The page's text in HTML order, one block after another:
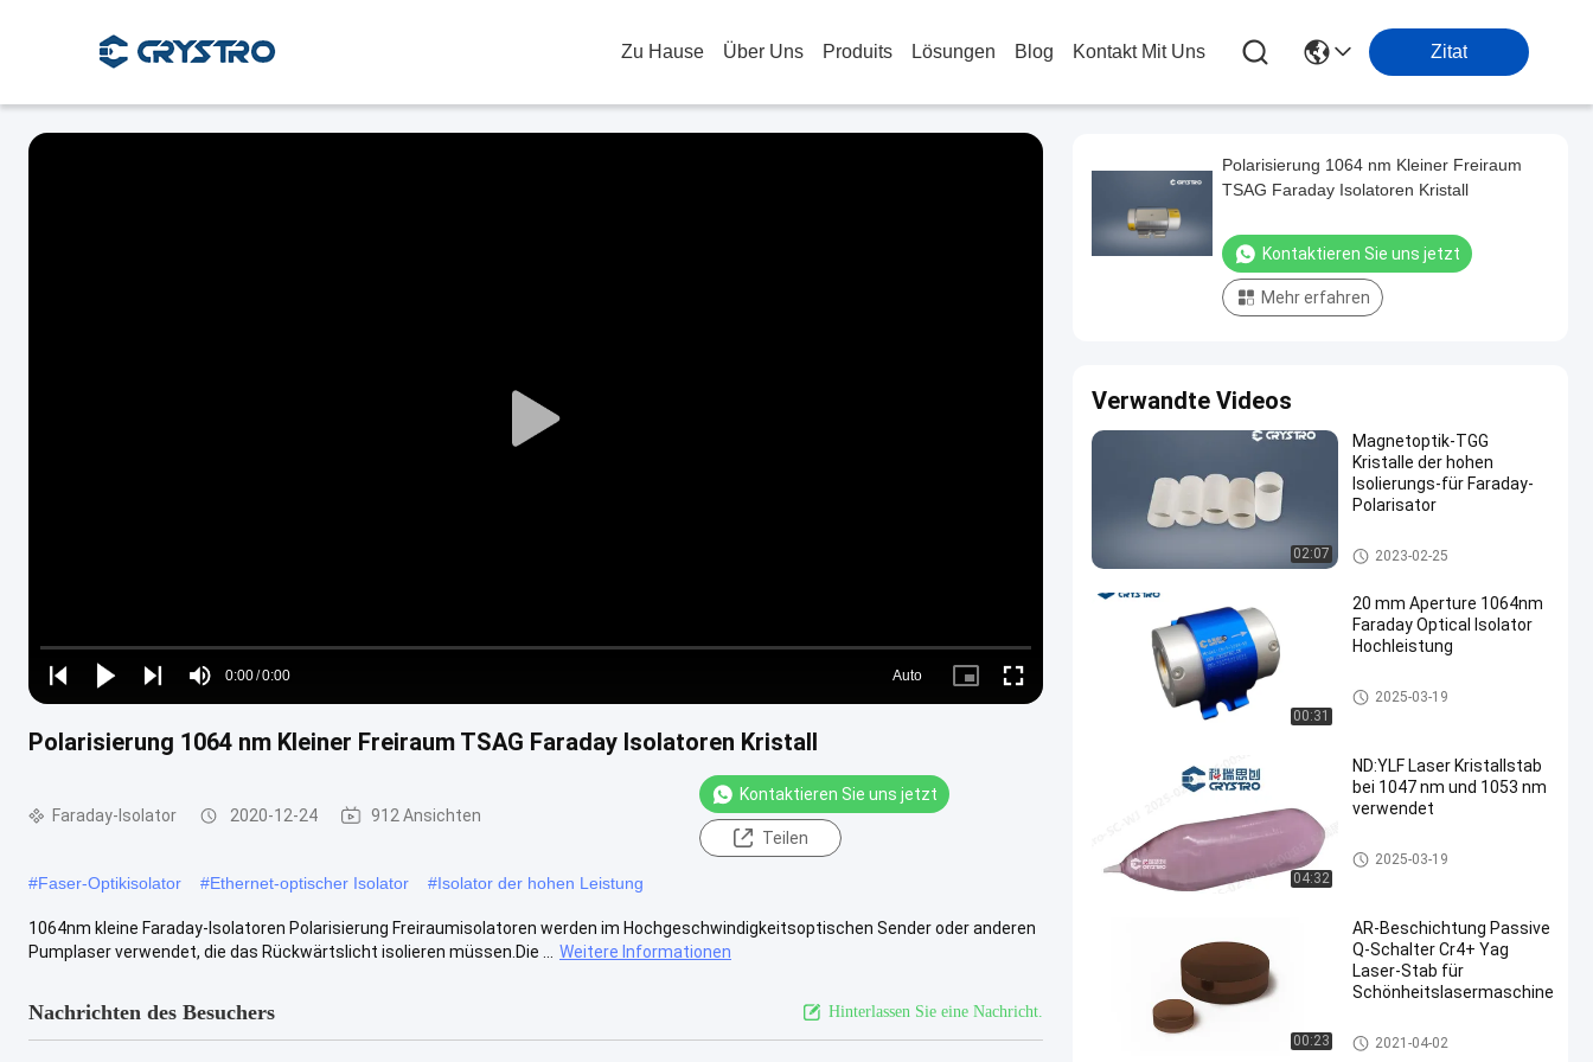
Zu Hause Über Uns Produits Lösungen Blog Kontakt Mit Uns Zitat
Play
Play
Play
Play
Mute
Time
0:00/0:00
Loaded:
0%
Auto
Picture- Fullscreen
Polarisierung 1064 nm Kleiner Freiraum TSAG Faraday Isolatoren Kristall
Faraday-Isolator 2020-12-24 912 Ansichten
Kontaktieren Sie uns jetzt
Teilen
#Faser-Optikisolator #Ethernet-optischer Isolator #Isolator der hohen Leistung
1064nm kleine Faraday-Isolatoren Polarisierung Freiraumisolatoren werden im Hochgeschwindigkeitsoptischen Sender oder anderen
Pumplaser verwendet, die das Rückwärtslicht isolieren müssen.Die ...
Weitere Informationen
Nachrichten des Besuchers Hinterlassen Sie eine Nachricht.
Polarisierung 1064 nm Kleiner Freiraum
TSAG Faraday Isolatoren Kristall
Kontaktieren Sie uns jetzt
Mehr erfahren
Verwandte Videos
02:07
Magnetoptik-TGG
Kristalle der hohen
Isolierungs-für Faraday-
Polarisator
Magnetoptikkristalle
2023-02-25
00:31
20 mm Aperture 1064nm
Faraday Optical Isolator
Hochleistung
Faraday-Isolator
2025-03-19
04:32
ND:YLF Laser Kristallstab
bei 1047 nm und 1053 nm
verwendet
Laserkristalle
2025-03-19
00:23
AR-Beschichtung Passive
Q-Schalter Cr4+ Yag
Laser-Stab für
Schönheitslasermaschine
Laserkristalle
2021-04-02